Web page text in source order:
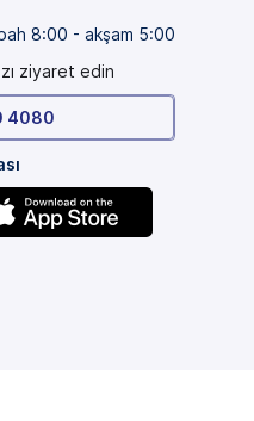
8:00 - akşam 5:00
ziyaret edin
4080